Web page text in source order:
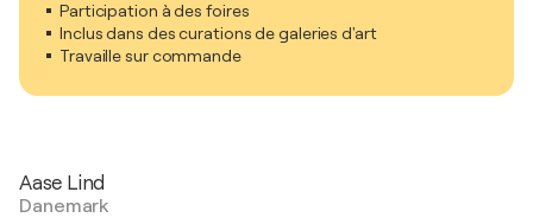
Participation à des foires
Inclus dans des curations de galeries d'art
Travaille sur commande
Aase Lind
Danemark